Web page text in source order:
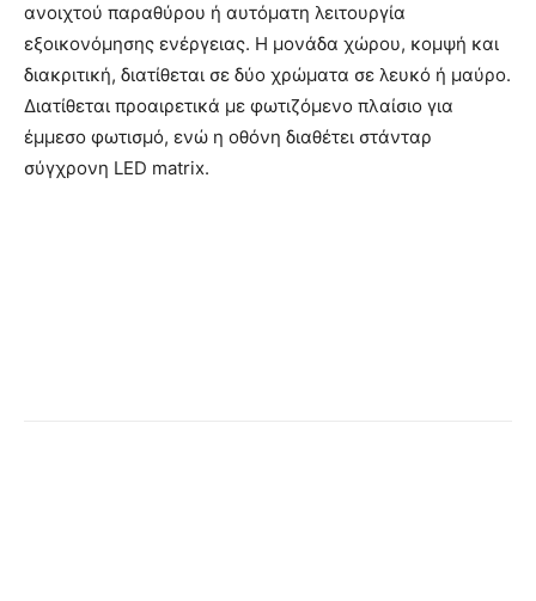
ανοιχτού παραθύρου ή αυτόματη λειτουργία
εξοικονόμησης ενέργειας. Η μονάδα χώρου, κομψή και
διακριτική, διατίθεται σε δύο χρώματα σε λευκό ή μαύρο.
Διατίθεται προαιρετικά με φωτιζόμενο πλαίσιο για
έμμεσο φωτισμό, ενώ η οθόνη διαθέτει στάνταρ
σύγχρονη LED matrix.